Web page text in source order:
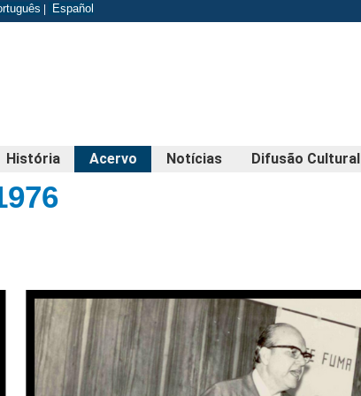
Español
História Acervo Notícias Difusão Cultural